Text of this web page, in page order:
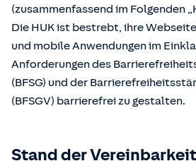
(zusammenfassend im Folgenden
Die HUK ist bestrebt, ihre
und mobile Anwendungen im
Anforderungen des
(BFSG) und der
(BFSGV) barrierefrei zu gestalten.
Stand der